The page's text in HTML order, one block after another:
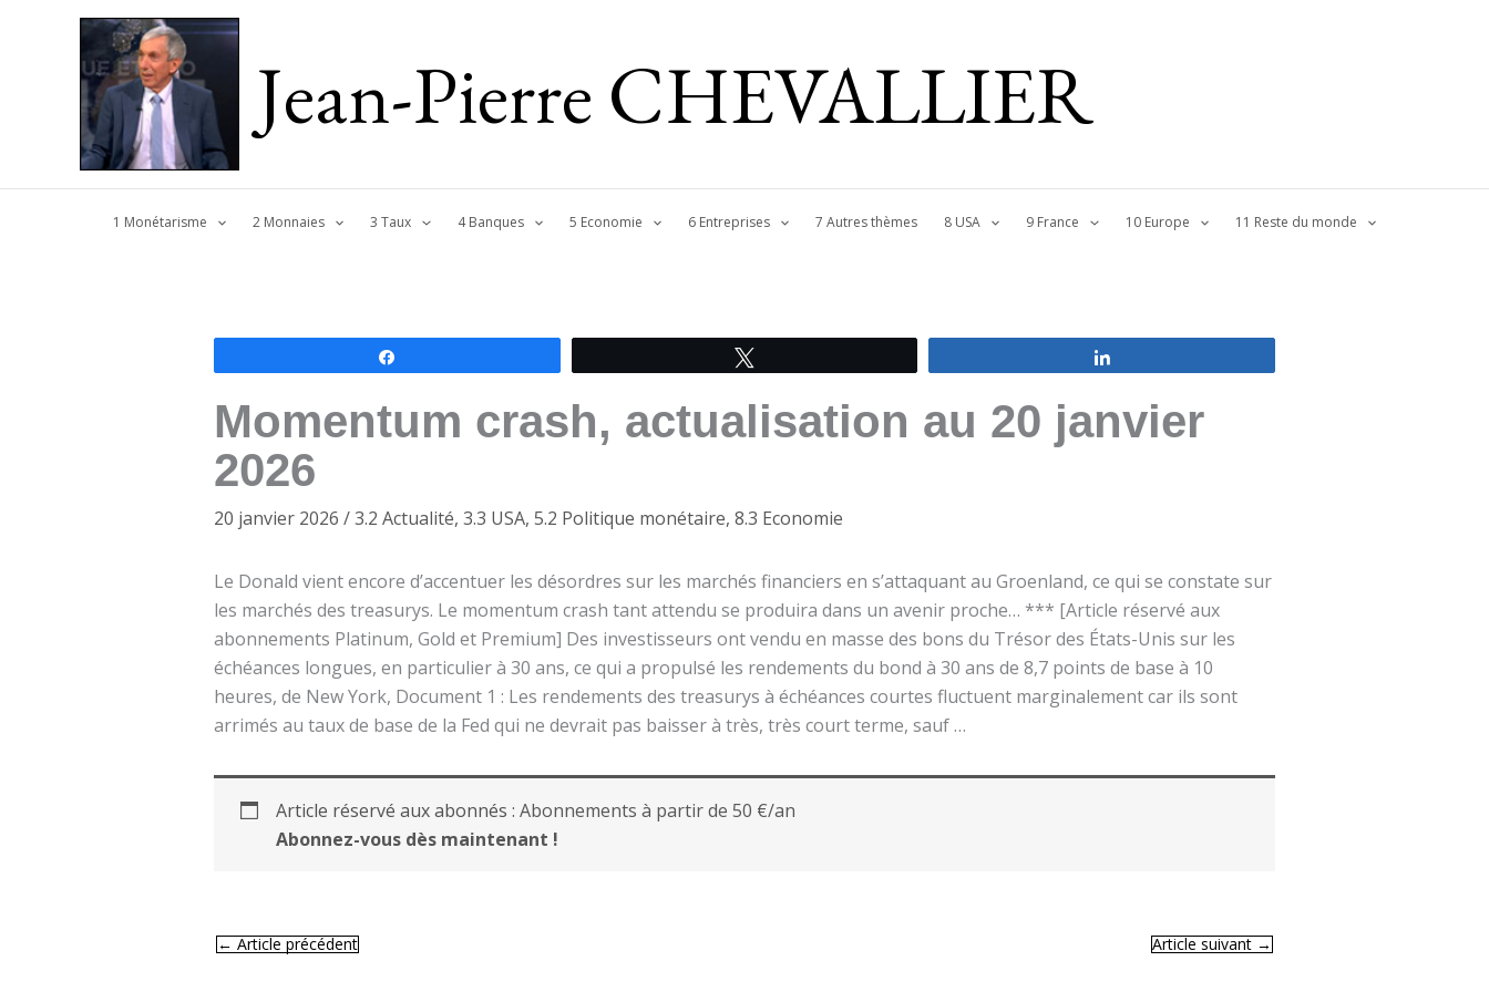
Jean-Pierre CHEVALLIER
1 Monétarisme 2 Monnaies 3 Taux 4 Banques 5 Economie 6 Entreprises 7 Autres thèmes 8 USA 9 France 10 Europe 11 Reste du monde
Momentum crash, actualisation au 20 janvier
2026
20 janvier 2026 /3.2 Actualité, 3.3 USA, 5.2 Politique monétaire, 8.3 Economie
Le Donald vient encore d’accentuer les désordres sur les marchés financiers en s’attaquant au Groenland, ce qui se constate sur
les marchés des treasurys. Le momentum crash tant attendu se produira dans un avenir proche… *** [Article réservé aux
abonnements Platinum, Gold et Premium] Des investisseurs ont vendu en masse des bons du Trésor des États-Unis sur les
échéances longues, en particulier à 30 ans, ce qui a propulsé les rendements du bond à 30 ans de 8,7 points de base à 10
heures, de New York, Document 1 : Les rendements des treasurys à échéances courtes fluctuent marginalement car ils sont
arrimés au taux de base de la Fed qui ne devrait pas baisser à très, très court terme, sauf …
Article réservé aux abonnés : Abonnements à partir de 50 €/an
Abonnez-vous dès maintenant !
← Article précédent Article suivant →